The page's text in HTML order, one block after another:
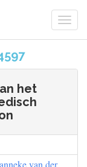
het
van der